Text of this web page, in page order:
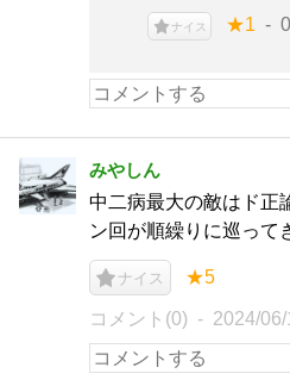
ナイス ★1
みやしん
中二病最大の敵はド正
ン回が順繰りに巡って
ナイス ★5
コメント(0) 2024/06/